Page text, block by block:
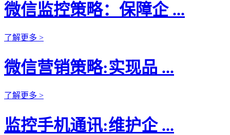
微信监控策略：保障企 ...
了解更多 >
微信营销策略:实现品 ...
了解更多 >
监控手机通讯:维护企 ...